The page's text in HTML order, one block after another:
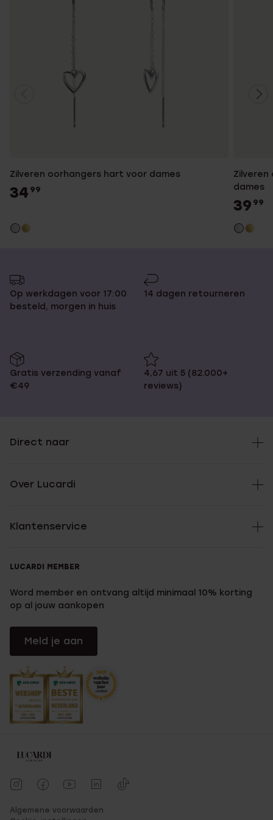
Zilveren oorhangers hart voor dames
34 99
dames
39 99
Op werkdagen voor 17:00
besteld, morgen in huis
14 dagen retourneren
Gratis verzending vanaf
€49
4,67 uit 5 (82.000+
reviews)
Direct naar
Over Lucardi
Klantenservice
LUCARDI MEMBER
Word member en ontvang altijd minimaal 10% korting
op al jouw aankopen
Meld je aan
Algemene voorwaarden